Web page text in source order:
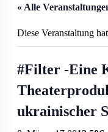
« Alle
Diese Veranstaltung
#Filter -Eine
ukrainischer